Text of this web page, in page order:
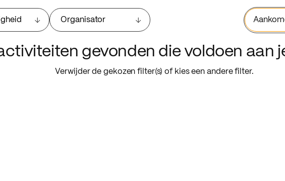
Organisator
gevonden die voldoen aan
Verwijder de gekozen filter(s) of kies een andere filter.